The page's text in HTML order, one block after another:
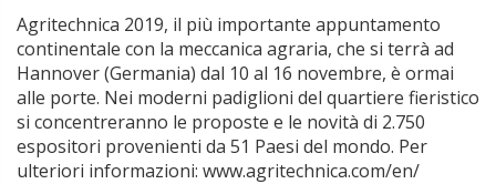
Agritechnica 2019, il più importante appuntamento
continentale con la meccanica agraria, che si terrà ad
Hannover (Germania) dal 10 al 16 novembre, è ormai
alle porte. Nei moderni padiglioni del quartiere fieristico
si concentreranno le proposte e le novità di 2.750
espositori provenienti da 51 Paesi del mondo. Per
ulteriori informazioni: www.agritechnica.com/en/